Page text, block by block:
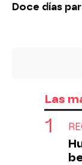
Doce días
Las